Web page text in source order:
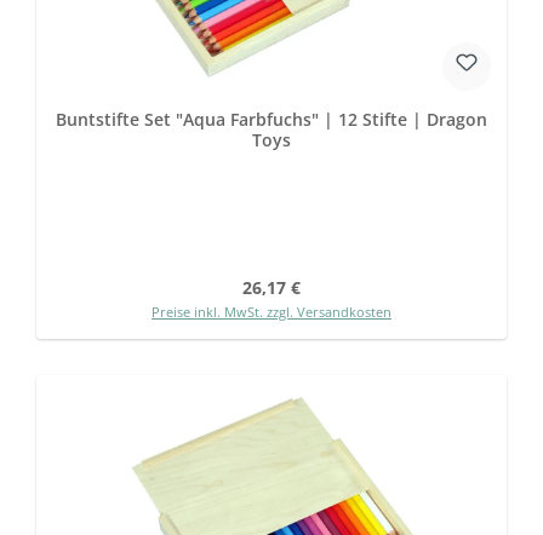
Buntstifte Set "Aqua Farbfuchs" | 12 Stifte | Dragon
Toys
Regulärer Preis:
26,17 €
Preise inkl. MwSt. zzgl. Versandkosten